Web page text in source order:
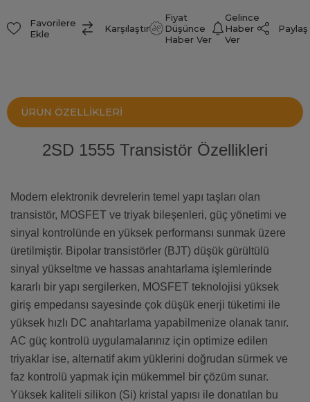
Favorilere
Ekle
Karşılaştır
Fiyat
Düşünce
Haber Ver
Gelince
Haber
Ver
Paylaş
ÜRÜN ÖZELLIKLERI
2SD 1555 Transistör Özellikleri
Modern elektronik devrelerin temel yapı taşları olan
transistör, MOSFET ve triyak bileşenleri, güç yönetimi ve
sinyal kontrolünde en yüksek performansı sunmak üzere
üretilmiştir. Bipolar transistörler (BJT) düşük gürültülü
sinyal yükseltme ve hassas anahtarlama işlemlerinde
kararlı bir yapı sergilerken, MOSFET teknolojisi yüksek
giriş empedansı sayesinde çok düşük enerji tüketimi ile
yüksek hızlı DC anahtarlama yapabilmenize olanak tanır.
AC güç kontrolü uygulamalarınız için optimize edilen
triyaklar ise, alternatif akım yüklerini doğrudan sürmek ve
faz kontrolü yapmak için mükemmel bir çözüm sunar.
Yüksek kaliteli silikon (Si) kristal yapısı ile donatılan bu